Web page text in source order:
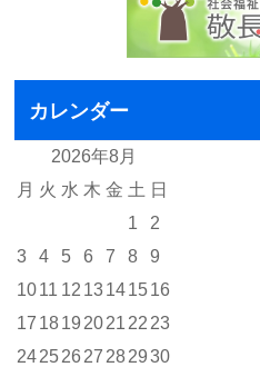
カレンダー
2026年8月
月 火 水 木 金 土 日
1
2
3
4 5 6 7 8
9
1011 12 13141516
17 1819 2021 22 23
242526 27 2829 30